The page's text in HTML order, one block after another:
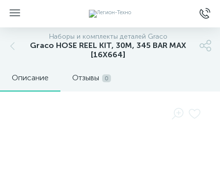
Наборы и комплекты деталей Graco
Graco HOSE REEL KIT, 30M, 345 BAR MAX
[16X664]
Описание Отзывы 0